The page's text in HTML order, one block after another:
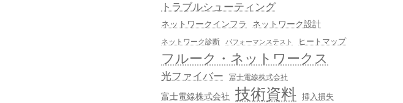
トラブルシューティング
ネットワークインフラ ネットワーク設計
ネットワーク診断 パフォーマンステスト ヒートマップ
フルーク・ネットワークス
光ファイバー 冨士電線株式会社
富士電線株式会社 技術資料 挿入損失